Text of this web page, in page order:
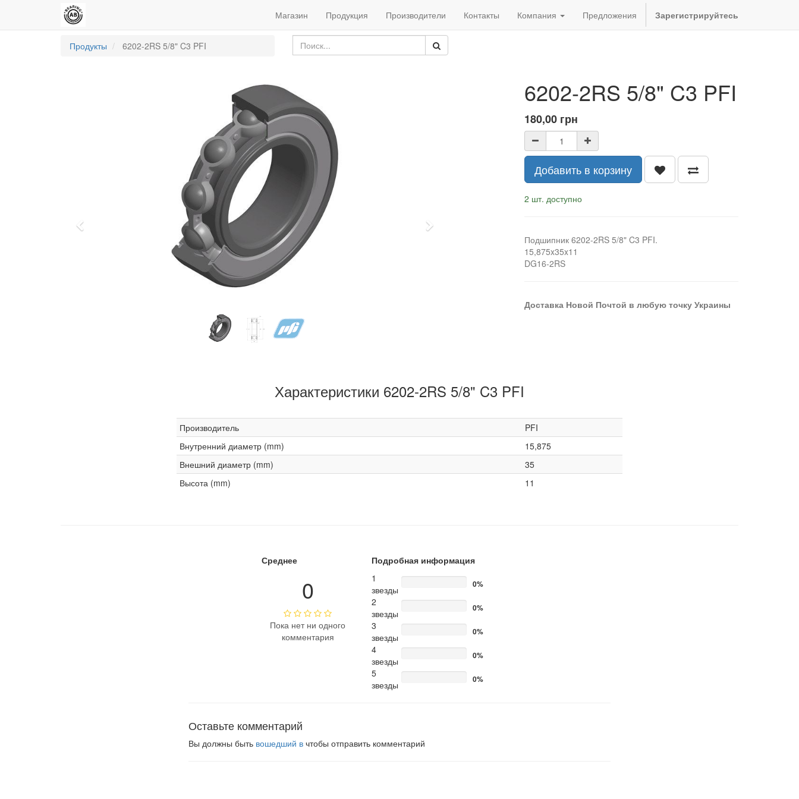
Магазин Продукция Производители Контакты Компания Предложения Зарегистрируйтесь
Продукты 6202-2RS 5/8" C3 PFI
Next
6202-2RS 5/8" C3 PFI
180,00 грн
Добавить в корзину
2 шт. доступно
Подшипник 6202-2RS 5/8" C3 PFI.
15,875x35x11
DG16-2RS
Доставка Новой Почтой в любую точку Украины
Характеристики 6202-2RS 5/8" C3 PFI
Производитель
PFI
Внутренний диаметр (mm)
15,875
Внешний диаметр (mm)
35
Высота (mm)
11
Среднее
0
Пока нет ни одного
комментария
Подробная информация
1
звезды
0%
2
звезды
0%
3
звезды
0%
4
звезды
0%
5
звезды
0%
Оставьте комментарий
Вы должны быть вошедший в чтобы отправить комментарий